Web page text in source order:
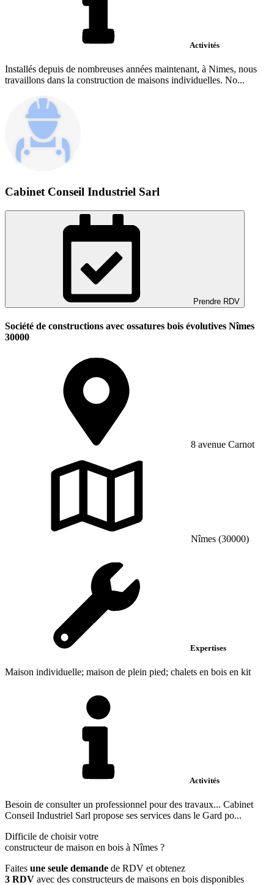
Activités
Installés depuis de nombreuses années maintenant, à Nimes, nous
travaillons dans la construction de maisons individuelles. No...
Cabinet Conseil Industriel Sarl
Prendre RDV
Société de constructions avec ossatures bois évolutives Nîmes
30000
8 avenue Carnot
Nîmes (30000)
Expertises
Maison individuelle; maison de plein pied; chalets en bois en kit
Activités
Besoin de consulter un professionnel pour des travaux... Cabinet
Conseil Industriel Sarl propose ses services dans le Gard po...
Difficile de choisir votre
constructeur de maison en bois à Nîmes ?
Faites une seule demande de RDV et obtenez
3 RDV avec des constructeurs de maisons en bois disponibles